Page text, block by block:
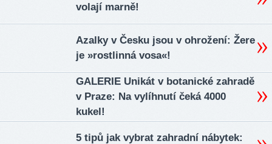
volají marně!
Azalky v Česku jsou v ohrožení: Žere
je »rostlinná vosa«!
GALERIE Unikát v botanické zahradě
v Praze: Na vylíhnutí čeká 4000
kukel!
5 tipů jak vybrat zahradní nábytek: